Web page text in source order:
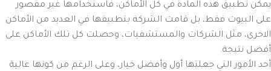
يمكن تطبيق هذه المادة في كل الأماكن، فاستخْدامها غير مقصور
على البيوت فقط، بل قامت الشركة بتطبيقها في العديد من الأماكن
الاخرى، مثل الشركات والمستشفيات، وحصلت كل تلك الأماكن على
أفضل نتيجة.
أحد الأمور التي جعلتها أول وأفضل خيار، وعلى الرغم من كونها عالية